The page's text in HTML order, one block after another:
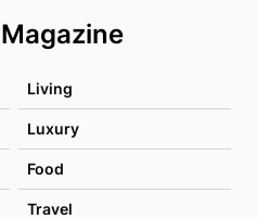
Living
Luxury
Food
Travel